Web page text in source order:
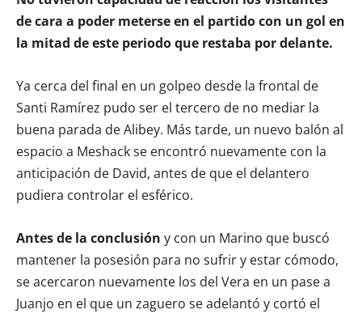
de cara a poder meterse en el partido con un gol en
la mitad de este periodo que restaba por delante.
Ya cerca del final en un golpeo desde la frontal de
Santi Ramírez pudo ser el tercero de no mediar la
buena parada de Alibey. Más tarde, un nuevo balón al
espacio a Meshack se encontró nuevamente con la
anticipación de David, antes de que el delantero
pudiera controlar el esférico.
Antes de la conclusión y con un Marino que buscó
mantener la posesión para no sufrir y estar cómodo,
se acercaron nuevamente los del Vera en un pase a
Juanjo en el que un zaguero se adelantó y cortó el